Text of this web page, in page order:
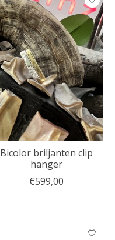
Bicolor briljanten clip
hanger
€599,00